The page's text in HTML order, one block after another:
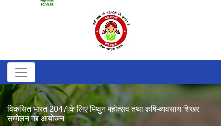
विकसित भारत 2047 के लिए मिथुन महोत्सव तथा कृषि-व्यवसाय शिखर
सम्मेलन का आयोजन